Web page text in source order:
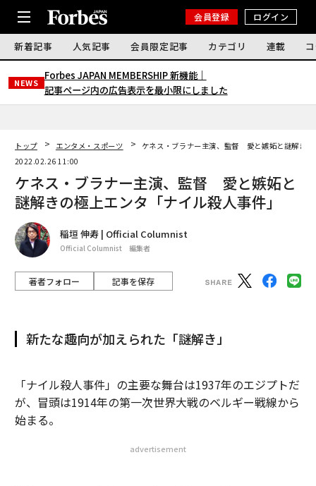
会員登録 ログイン
新着記事 人気記事 会員限定記事 カテゴリ 連載
NEWS
Forbes JAPAN MEMBERSHIP 新機能｜
記事ページ内の広告表示を最小限にしました
トップ エンタメ・スポーツ
ケネス・ブラナー主演、監督 愛と嫉妬と謎解き
2022.02.26 11:00
ケネス・ブラナー主演、監督 愛と嫉妬と
謎解きの極上エンタ「ナイル殺人事件」
稲垣 伸寿 | Official Columnist
Official Columnist 編集者
著者フォロー 記事を保存
新たな趣向が加えられた「謎解き」
「ナイル殺人事件」の主要な舞台は1937年のエジプトだ
が、冒頭は1914年の第一次世界大戦のベルギー戦線から
始まる。
advertisement